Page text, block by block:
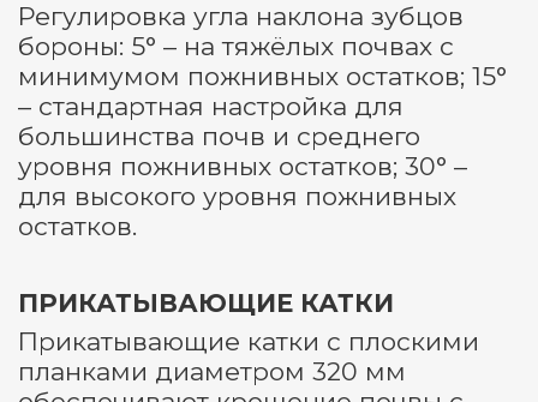
Регулировка угла наклона зубцов
бороны: 5° – на тяжёлых почвах с
минимумом пожнивных остатков; 15°
– стандартная настройка для
большинства почв и среднего
уровня пожнивных остатков; 30° –
для высокого уровня пожнивных
остатков.
ПРИКАТЫВАЮЩИЕ КАТКИ
Прикатывающие катки с плоскими
планками диаметром 320 мм